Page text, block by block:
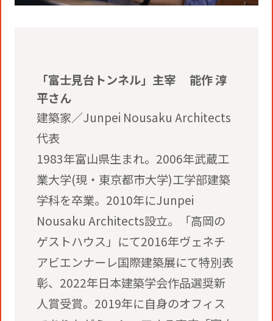
「富士見台トンネル」主宰 能作 淳
平さん
建築家／Junpei Nousaku Architects
代表
1983年富山県生まれ。2006年武蔵工
業大学(現・東京都市大学)工学部建築
学科を卒業。2010年にJunpei
Nousaku Architects設立。「高岡の
ゲストハウス」にて2016年ヴェネチ
アビエンナーレ国際建築展にて特別表
彰、2022年日本建築学会作品選奨新
人賞受賞。2019年に自身のオフィス